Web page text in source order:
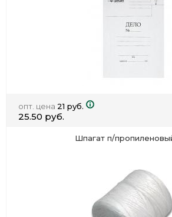
опт. цена 21 руб.
25.50 руб.
Шпагат п/